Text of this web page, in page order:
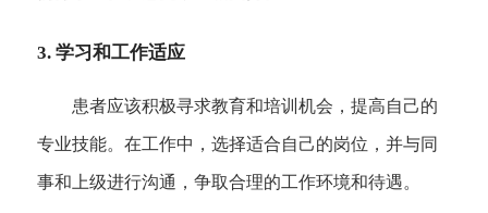
3. 学习和工作适应
患者应该积极寻求教育和培训机会，提高自己的
专业技能。在工作中，选择适合自己的岗位，并与同
事和上级进行沟通，争取合理的工作环境和待遇。